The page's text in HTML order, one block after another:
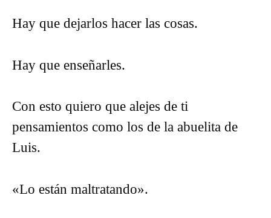
Hay que dejarlos hacer las cosas.
Hay que enseñarles.
Con esto quiero que alejes de ti
pensamientos como los de la abuelita de
Luis.
«Lo están maltratando».